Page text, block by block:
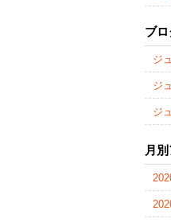
ブロ
ジ
ジ
ジ
月